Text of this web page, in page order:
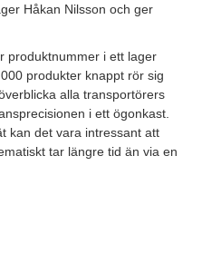
Håkan Nilsson och ger
produktnummer i ett lager
produkter knappt rör sig
alla transportörers
i ett ögonkast.
kan det vara intressant att
tar längre tid än via en